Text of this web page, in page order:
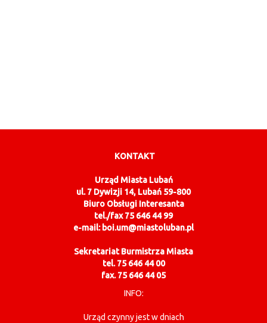
KONTAKT
Urząd Miasta Lubań
ul. 7 Dywizji 14, Lubań 59-800
Biuro Obsługi Interesanta
tel./fax 75 646 44 99
e-mail: boi.um@miastoluban.pl
Sekretariat Burmistrza Miasta
tel. 75 646 44 00
fax. 75 646 44 05
INFO:
Urząd czynny jest w dniach